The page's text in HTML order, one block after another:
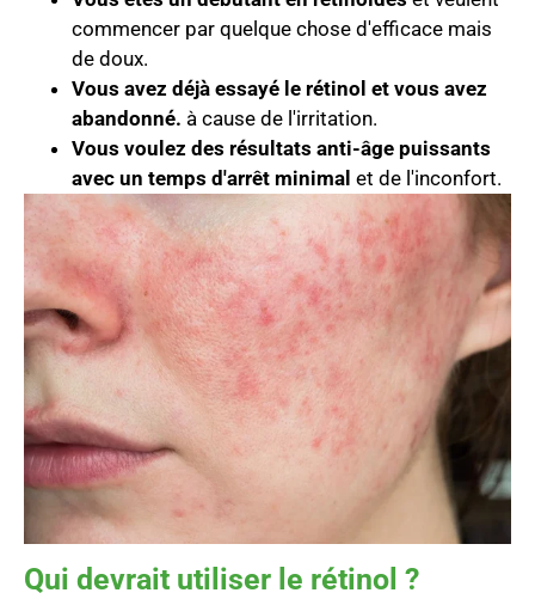
commencer par quelque chose d'efficace mais
de doux.
Vous avez déjà essayé le rétinol et vous avez
abandonné. à cause de l'irritation.
Vous voulez des résultats anti-âge puissants
avec un temps d'arrêt minimal et de l'inconfort.
Qui devrait utiliser le rétinol ?